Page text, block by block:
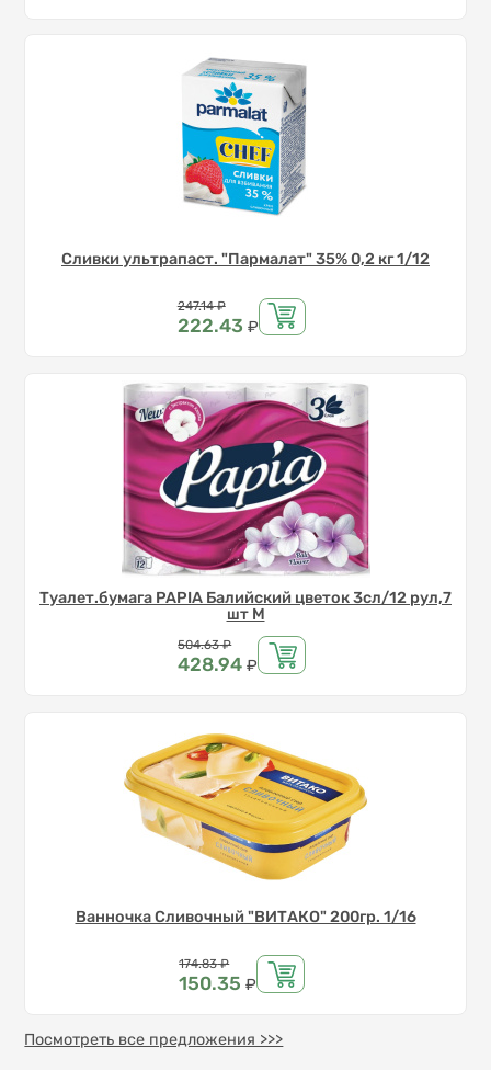
Сливки ультрапаст. "Пармалат" 35% 0,2 кг 1/12
Цена
247.14 ₽
222.43 ₽
Туалет.бумага PAPIA Балийский цветок 3сл/12 рул,7
шт М
Цена
504.63 ₽
428.94 ₽
Ванночка Сливочный "ВИТАКО" 200гр. 1/16
Цена
174.83 ₽
150.35 ₽
Посмотреть все предложения >>>